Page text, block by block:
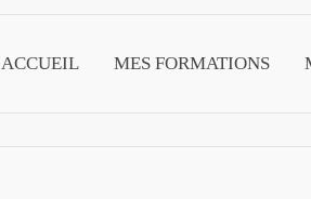
ACCUEIL MES FORMATIONS